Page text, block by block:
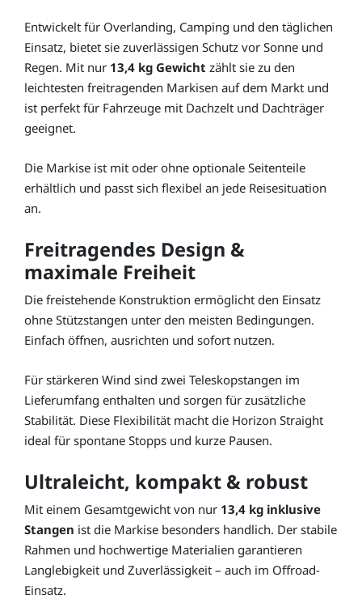
Entwickelt für Overlanding, Camping und den täglichen
Einsatz, bietet sie zuverlässigen Schutz vor Sonne und
Regen. Mit nur 13,4 kg Gewicht zählt sie zu den
leichtesten freitragenden Markisen auf dem Markt und
ist perfekt für Fahrzeuge mit Dachzelt und Dachträger
geeignet.
Die Markise ist mit oder ohne optionale Seitenteile
erhältlich und passt sich flexibel an jede Reisesituation
an.
Freitragendes Design &
maximale Freiheit
Die freistehende Konstruktion ermöglicht den Einsatz
ohne Stützstangen unter den meisten Bedingungen.
Einfach öffnen, ausrichten und sofort nutzen.
Für stärkeren Wind sind zwei Teleskopstangen im
Lieferumfang enthalten und sorgen für zusätzliche
Stabilität. Diese Flexibilität macht die Horizon Straight
ideal für spontane Stopps und kurze Pausen.
Ultraleicht, kompakt & robust
Mit einem Gesamtgewicht von nur 13,4 kg inklusive
Stangen ist die Markise besonders handlich. Der stabile
Rahmen und hochwertige Materialien garantieren
Langlebigkeit und Zuverlässigkeit – auch im Offroad-
Einsatz.